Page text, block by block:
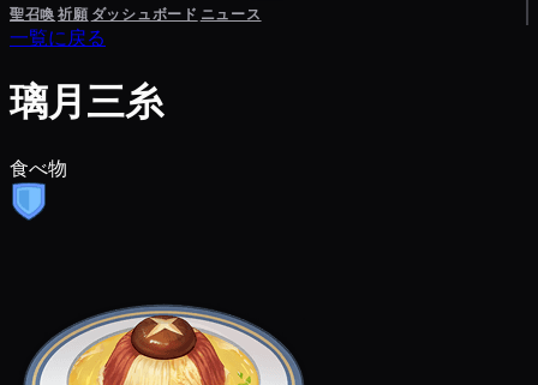
聖召喚祈願 ダッシュボード ニュース
一覧に戻る
璃月三糸
食べ物